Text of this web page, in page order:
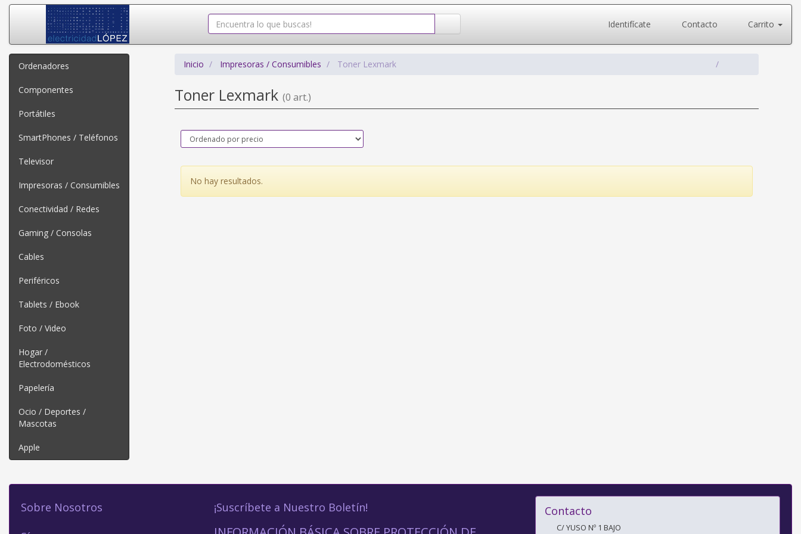
Identifícate Contacto Carrito
Ordenadores
Componentes
Portátiles
SmartPhones / Teléfonos
Televisor
Impresoras / Consumibles
Conectividad / Redes
Gaming / Consolas
Cables
Periféricos
Tablets / Ebook
Foto / Video
Hogar /
Electrodomésticos
Papelería
Ocio / Deportes /
Mascotas
Apple
Inicio Impresoras / Consumibles Toner Lexmark
Toner Lexmark (0 art.)
No hay resultados.
Sobre Nosotros ¡Suscríbete a Nuestro Boletín! Contacto
C/ YUSO Nº 1 BAJO